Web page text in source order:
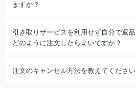
ますか？
引き取りサービスを利用せず自分で返
どのように注文したらよいですか？
注文のキャンセル方法を教えてください